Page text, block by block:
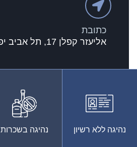
כתובת
אליעזר קפלן 17, תל אביב יפו
נהיגה ללא רשיון נהיגה בשכרות